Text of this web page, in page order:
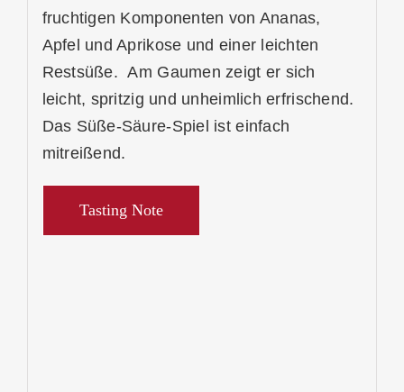
fruchtigen Komponenten von Ananas,
Apfel und Aprikose und einer leichten
Restsüße. Am Gaumen zeigt er sich
leicht, spritzig und unheimlich erfrischend.
Das Süße-Säure-Spiel ist einfach
mitreißend.
Tasting Note